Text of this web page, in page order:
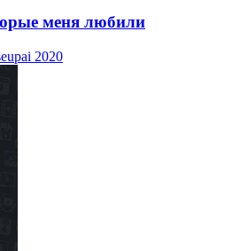
меня любили
2020